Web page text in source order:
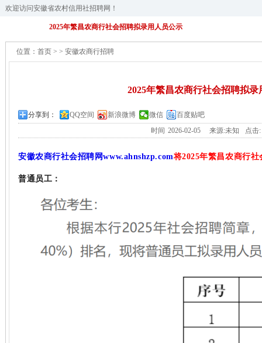
欢迎访问安徽省农村信用社招聘网！
2025年繁昌农商行社会招聘拟录用人员公示
位置： 首页 > > 安徽农商行招聘
2025年繁昌农商行社会招聘拟录
分享到： QQ空间 新浪微博 微信
百度贴吧
时间 2026-02-05 来源:未知 点击:
安徽农商行社会招聘网www.ahnshzp.com将2025年繁昌农商行
普通员工：